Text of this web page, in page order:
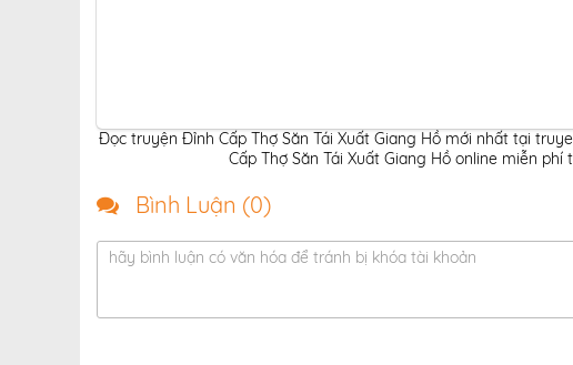
Đọc truyện Đỉnh Cấp Thợ Săn Tái Xuất Giang Hồ mới nhất tại
Cấp Thợ Săn Tái Xuất Giang Hồ online miễn
Bình Luận (0)
hãy bình luận có văn hóa để tránh bị khóa tài khoản